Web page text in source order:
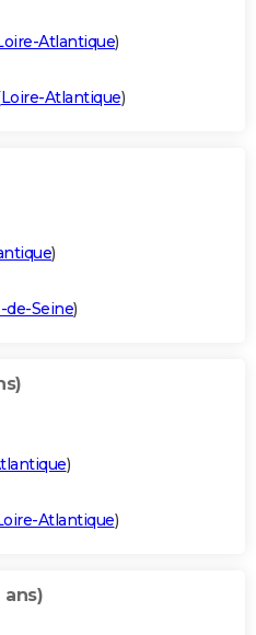
Atlantique)
Loire-Atlantique)
)
de-Seine)
)
Atlantique)
ans)